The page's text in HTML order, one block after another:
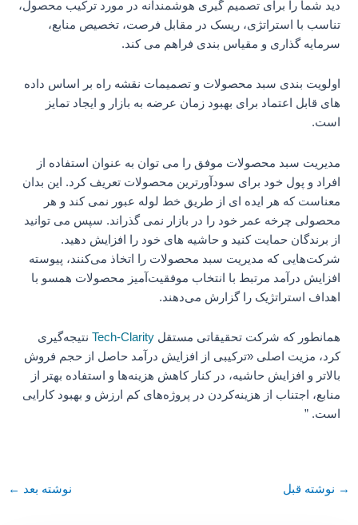
دید شما را برای تصمیم گیری هوشمندانه در مورد ترکیب محصول،
تناسب با استراتژی، ریسک در مقابل فرصت، تخصیص منابع،
سرمایه گذاری و مقیاس بندی فراهم می کند.
اولویت بندی سبد محصولات و تصمیمات نقشه راه بر اساس داده
های قابل اعتماد برای بهبود زمان عرضه به بازار و ایجاد تمایز
است.
مدیریت سبد محصولات موفق را می توان به عنوان استفاده از
افراد و پول خود برای سودآورترین محصولات تعریف کرد. این بدان
معناست که هر ایده ای از طریق خط لوله عبور نمی کند و هر
محصولی چرخه عمر خود را در بازار نمی گذراند. سپس می توانید
از برندگان حمایت کنید و حاشیه های خود را افزایش دهید.
شرکت‌هایی که مدیریت سبد محصولات را اتخاذ می‌کنند، پیوسته
افزایش درآمد مرتبط با انتخاب موفقیت‌آمیز محصولات همسو با
اهداف استراتژیک را گزارش می‌دهند.
همانطور که شرکت تحقیقاتی مستقلTech-Clarity نتیجه‌گیری
کرد، مزیت اصلی «ترکیبی از افزایش درآمد حاصل از حجم فروش
بالاتر و افزایش حاشیه، در کنار کاهش هزینه‌ها و استفاده بهتر از
منابع، اجتناب از هزینه‌کردن در پروژه‌های کم ارزش و بهبود کارایی
است. ”
→ نوشته قبل نوشته بعد ←